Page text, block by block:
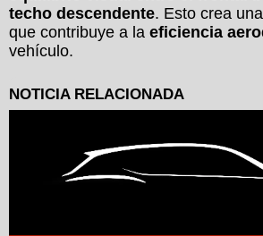
techo descendente. Esto crea
que contribuye a la eficiencia
vehículo.